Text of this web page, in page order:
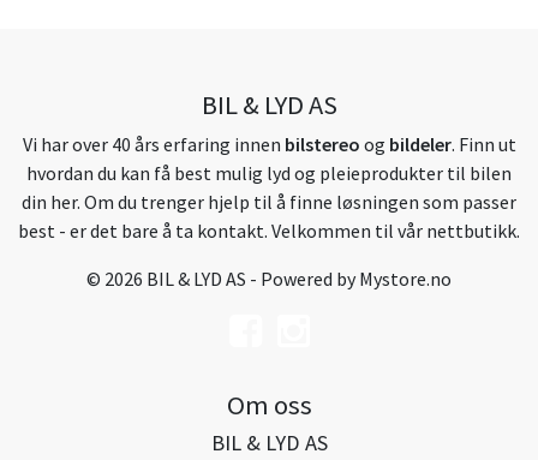
BIL & LYD AS
Vi har over 40 års erfaring innen bilstereo og bildeler. Finn ut
hvordan du kan få best mulig lyd og pleieprodukter til bilen
din her. Om du trenger hjelp til å finne løsningen som passer
best - er det bare å ta kontakt. Velkommen til vår nettbutikk.
© 2026 BIL & LYD AS - Powered byMystore.no
Om oss
BIL & LYD AS